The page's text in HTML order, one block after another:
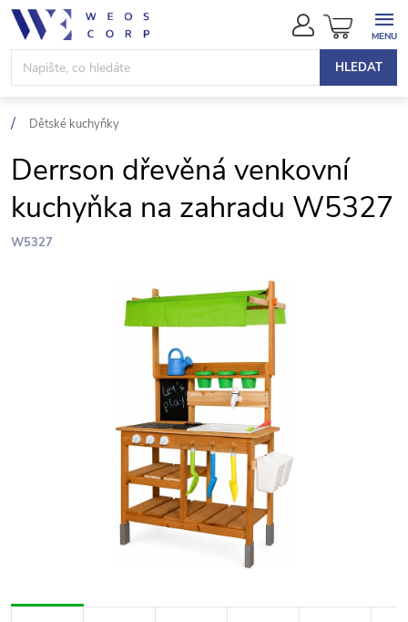
Přejít
obsah
HLEDAT
NÁKUPNÍ
KOŠÍK
Dětské kuchyňky
Derrson dřevěná venkovní
kuchyňka na zahradu W5327
W5327